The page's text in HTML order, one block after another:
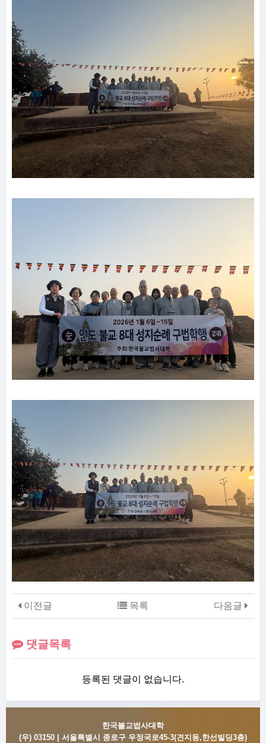
이전글 다음글
목록
댓글목록
등록된 댓글이 없습니다.
한국불교법사대학
(우) 03150 | 서울특별시 종로구 우정국로45-3(견지동,한선빌딩3층)